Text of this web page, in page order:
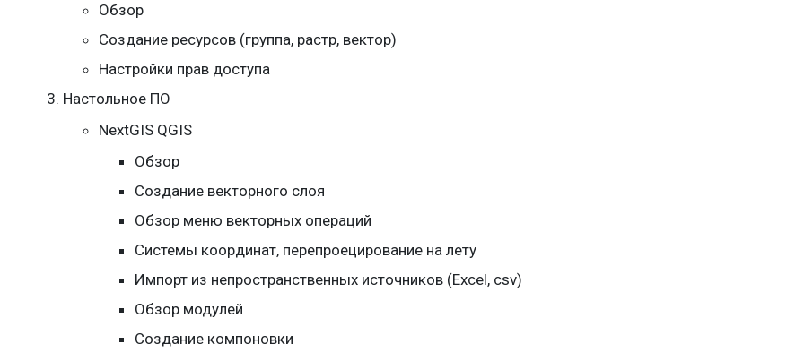
Обзор
Создание ресурсов (группа, растр, вектор)
Настройки прав доступа
Настольное ПО
NextGIS QGIS
Обзор
Создание векторного слоя
Обзор меню векторных операций
Системы координат, перепроецирование на лету
Импорт из непространственных источников (Excel, csv)
Обзор модулей
Создание компоновки